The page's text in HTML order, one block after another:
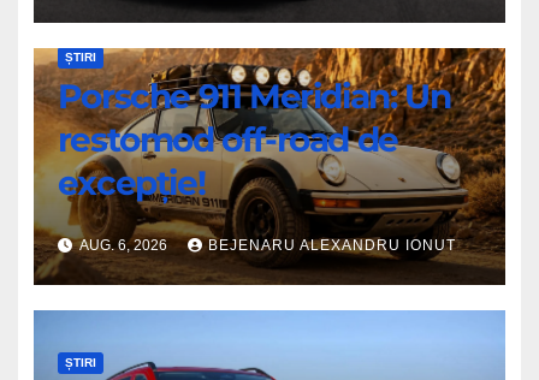
ȘTIRI
Porsche 911 Meridian: Un
restomod off-road de
excepție!
AUG. 6, 2026 BEJENARU ALEXANDRU IONUT
ȘTIRI